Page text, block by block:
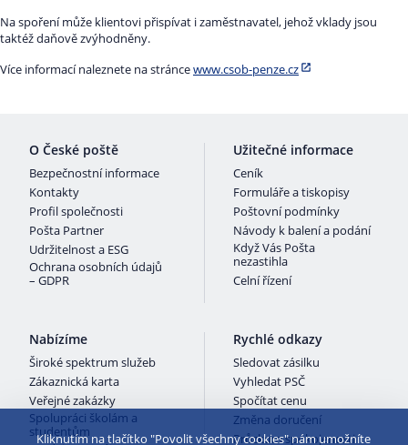
Na spoření může klientovi přispívat i zaměstnavatel, jehož vklady jsou
taktéž daňově zvýhodněny.
Více informací naleznete na stráncewww.csob-penze.cz
O České poště
Bezpečnostní informace
Kontakty
Profil společnosti
Pošta Partner
Udržitelnost a ESG
Ochrana osobních údajů
– GDPR
Užitečné informace
Ceník
Formuláře a tiskopisy
Poštovní podmínky
Návody k balení a podání
Když Vás Pošta
nezastihla
Celní řízení
Nabízíme
Široké spektrum služeb
Zákaznická karta
Veřejné zakázky
Spolupráci školám a
studentům
Rychlé odkazy
Sledovat zásilku
Vyhledat PSČ
Spočítat cenu
Změna doručení
Průzkum spokojenosti
Kliknutím na tlačítko "Povolit všechny cookies" nám umožníte